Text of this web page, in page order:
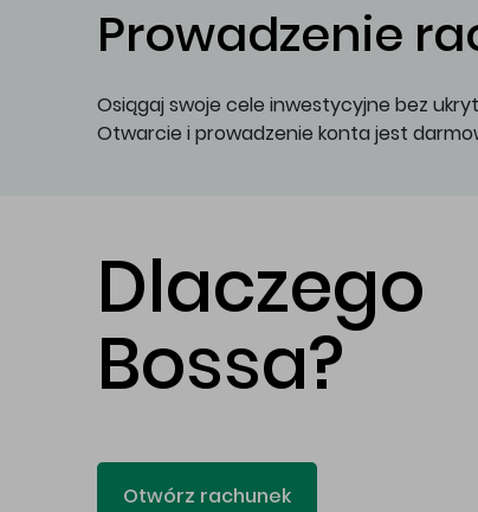
Prowadzenie
Osiągaj swoje cele inwestycyjne bez
Otwarcie i prowadzenie konta jest
Dlaczego
Bossa?
Otwórz rachunek